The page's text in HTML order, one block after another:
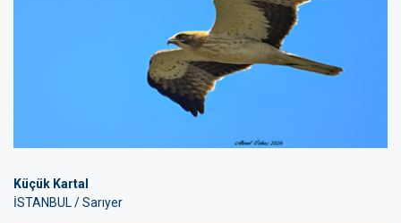
Küçük Kartal
İSTANBUL / Sarıyer